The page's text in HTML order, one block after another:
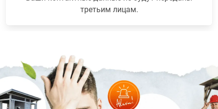
третьим лицам.